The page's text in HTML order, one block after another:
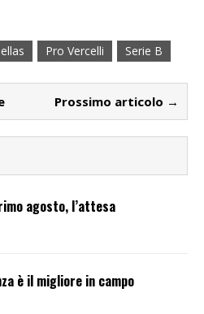
Pro Vercelli Serie B
Prossimo articolo →
agosto, l’attesa
è il migliore in campo